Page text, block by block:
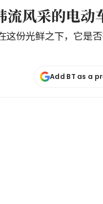
流风采的电动
这份光鲜之下，它是
Add BT as a